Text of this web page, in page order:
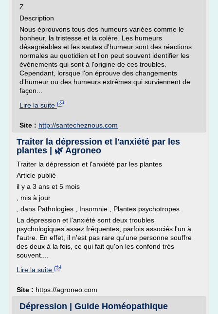
Z
Description
Nous éprouvons tous des humeurs variées comme le
bonheur, la tristesse et la colère. Les humeurs
désagréables et les sautes d'humeur sont des réactions
normales au quotidien et l'on peut souvent identifier les
événements qui sont à l'origine de ces troubles.
Cependant, lorsque l'on éprouve des changements
d'humeur ou des humeurs extrêmes qui surviennent de
façon...
Lire la suite
Site : http://santecheznous.com
Traiter la dépression et l'anxiété par les
plantes | 🌿 Agroneo
Traiter la dépression et l'anxiété par les plantes
Article publié
il y a 3 ans et 5 mois
, mis à jour
, dans Pathologies , Insomnie , Plantes psychotropes .
La dépression et l'anxiété sont deux troubles
psychologiques assez fréquentes, parfois associés l'un à
l'autre. En effet, il n'est pas rare qu'une personne souffre
des deux à la fois, ce qui fait qu'on les confond très
souvent....
Lire la suite
Site : https://agroneo.com
Dépression | Guide Homéopathique